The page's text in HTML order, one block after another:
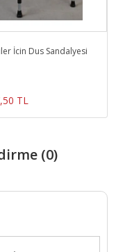
İcin Dus Sandalyesi
TL
(0)